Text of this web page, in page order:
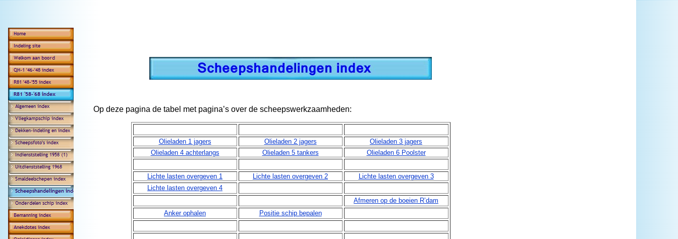
Op deze pagina de tabel met pagina’s over de scheepswerkzaamheden:
Olieladen 1 jagers Olieladen 2 jagers
Olieladen 3 jagers
Olieladen 4 achterlangs
Olieladen 5 tankers Olieladen 6 Poolster
Lichte lasten overgeven 1 Lichte lasten overgeven 2
Lichte lasten overgeven 3
Lichte lasten overgeven 4
Afmeren op de boeien R’dam
Anker ophalen
Positie schip bepalen